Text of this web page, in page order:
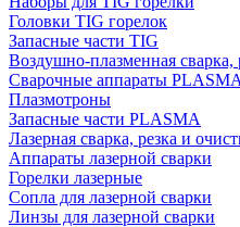
Головки TIG горелок
Запасные части TIG
Воздушно-плазменная сварка,
Сварочные аппараты
Плазмотроны
Запасные части PLASMA
Лазерная сварка, резка и
Аппараты лазерной сварки
Горелки лазерные
Сопла для лазерной сварки
Линзы для лазерной сварки